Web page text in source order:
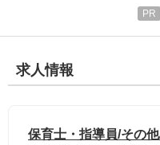
求人情報
保育士・指導員/その